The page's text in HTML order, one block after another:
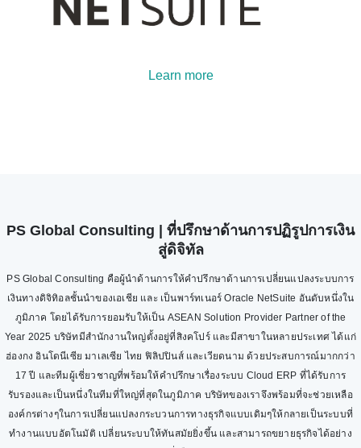
Learn more
PS Global Consulting | ที่ปรึกษาด้านการปฏิรูปการเงิน
สู่ดิจิทัล
PS Global Consulting คือผู้นำด้านการให้คำปรึกษาด้านการเปลี่ยนแปลงระบบการ
เงินทางดิจิทิอลชั้นนำของเอเชีย และ เป็นพาร์ทเนอร์ Oracle NetSuite อันดับหนึ่งใน
ภูมิภาค โดยได้รับการยอมรับให้เป็น ASEAN Solution Provider Partner of the
Year 2025 บริษัทมีสำนักงานใหญ่ตั้งอยู่ที่สิงคโปร์ และมีสาขาในหลายประเทศ ได้แก่
ฮ่องกง อินโดนีเซีย มาเลเซีย ไทย ฟิลิปปินส์ และเวียดนาม ด้วยประสบการณ์มากกว่า
17 ปี และทีมผู้เชี่ยวชาญที่พร้อมให้คำปรึกษาเรื่องระบบ Cloud ERP ที่ได้รับการ
รับรองและเป็นหนึ่งในทีมที่ใหญ่ที่สุดในภูมิภาค บริษัทของเราจึงพร้อมที่จะช่วยเหลือ
องค์กรต่างๆในการเปลี่ยนแปลงกระบวนการทางธุรกิจแบบเดิมๆให้กลายเป็นระบบที่
ทำงานแบบอัตโนมัติ เปลี่ยนระบบให้ทันสมัยยิ่งขึ้น และสามารถขยายธุรกิจได้อย่าง